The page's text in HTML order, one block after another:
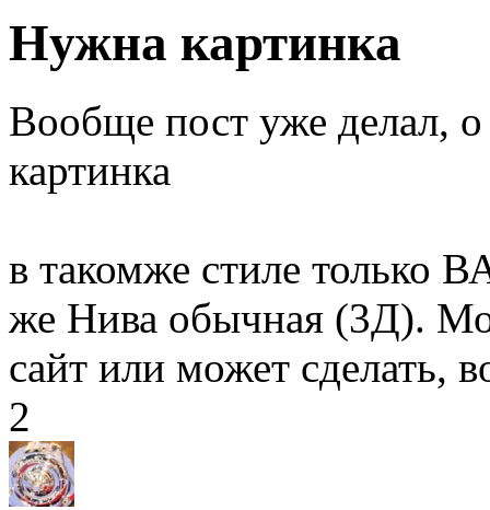
Нужна картинка
Вообще пост уже делал,
картинка
в такомже стиле только
же Нива обычная (3Д).
сайт или может сделать,
2